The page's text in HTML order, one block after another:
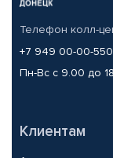
Телефон колл-
+7 949 00-00-550
Пн-Вс с 9.00 до
Клиентам